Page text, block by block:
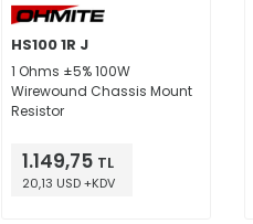
HS100 1R J
1 Ohms ±5% 100W
Wirewound Chassis Mount
Resistor
1.149,75 TL
20,13 USD +KDV